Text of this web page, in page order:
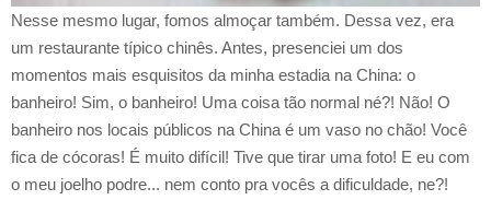
Nesse mesmo lugar, fomos almoçar também. Dessa vez, era
um restaurante típico chinês. Antes, presenciei um dos
momentos mais esquisitos da minha estadia na China: o
banheiro! Sim, o banheiro! Uma coisa tão normal né?! Não! O
banheiro nos locais públicos na China é um vaso no chão! Você
fica de cócoras! É muito difícil! Tive que tirar uma foto! E eu com
o meu joelho podre... nem conto pra vocês a dificuldade, ne?!